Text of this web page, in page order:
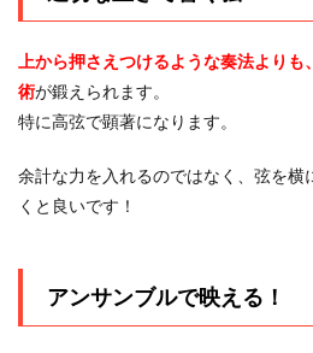
上から押さえつけるような奏法よりも、
術が鍛えられます。
特に高弦で顕著になります。
余計な力を入れるのではなく、弦を横
くと良いです！
アンサンブルで映える！